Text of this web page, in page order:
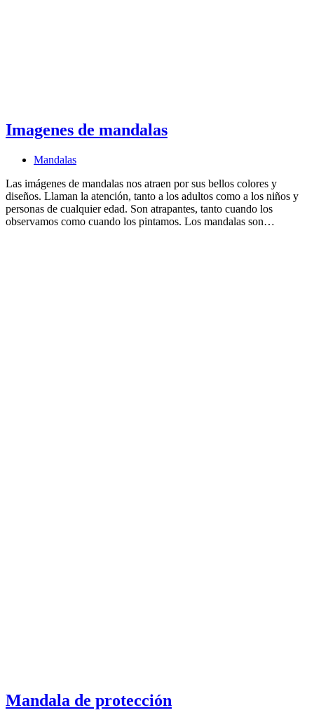
Imagenes de mandalas
Mandalas
Las imágenes de mandalas nos atraen por sus bellos colores y
diseños. Llaman la atención, tanto a los adultos como a los niños y
personas de cualquier edad. Son atrapantes, tanto cuando los
observamos como cuando los pintamos. Los mandalas son…
Mandala de protección